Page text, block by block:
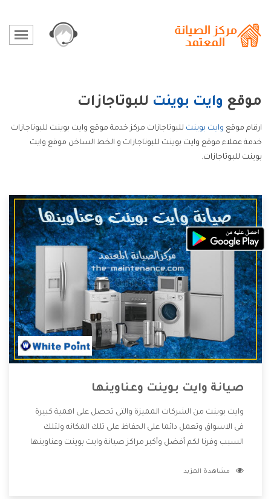
موقع وايت بوينت للبوتاجازات
ارقام موقع وايت بوينت للبوتاجازات مركز خدمة موقع وايت بوينت للبوتاجازات
خدمة عملاء موقع وايت بوينت للبوتاجازات و الخط الساخن موقع وايت
بوينت للبوتاجازات.
صيانة وايت بوينت وعناوينها
وايت بوينت من الشركات المميزة والتى تحصل على اهمية كبيرة
فى الاسواق وتعمل دائما على الحفاظ على تلك المكانه ولتلك
السبب وفرنا لكم أفضل وأكبر مراكز صيانة وايت بوينت وعناوينها
المنتجات دون اى ازعاج كما أننا نهتم بكل ما يحتاجه المستهلك
مشاهدة المزيد